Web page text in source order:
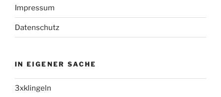
Impressum
Datenschutz
IN EIGENER SACHE
3xklingeln